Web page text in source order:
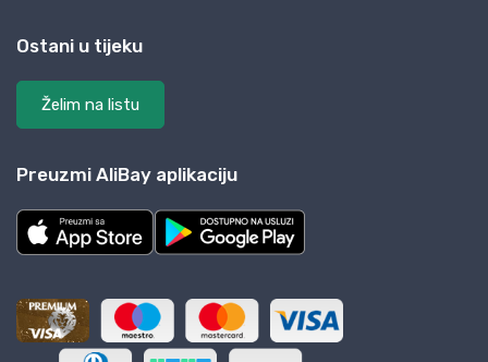
Ostani u tijeku
Želim na listu
Preuzmi AliBay aplikaciju